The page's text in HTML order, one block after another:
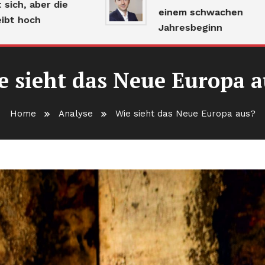
die
einem schwachen
Jahresbeginn
sieht das Neue Europa
Home Analyse Wie sieht das Neue Europa aus?